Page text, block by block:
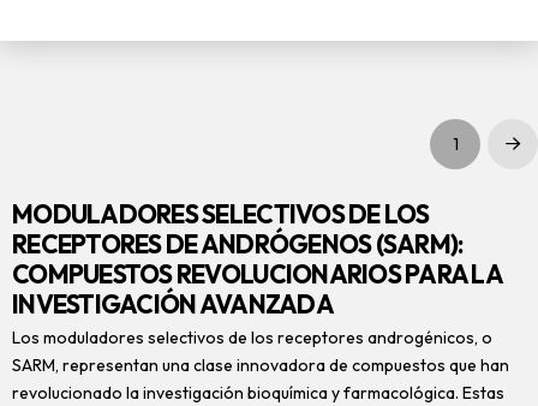
1
MODULADORES SELECTIVOS DE LOS
RECEPTORES DE ANDRÓGENOS (SARM):
COMPUESTOS REVOLUCIONARIOS PARA LA
INVESTIGACIÓN AVANZADA
Los moduladores selectivos de los receptores androgénicos, o
SARM, representan una clase innovadora de compuestos que han
revolucionado la investigación bioquímica y farmacológica. Estas